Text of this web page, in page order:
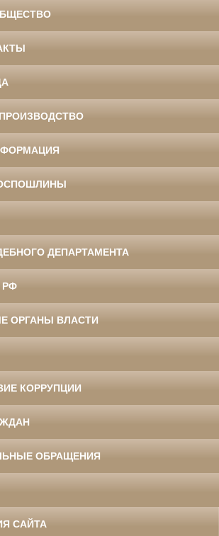
ДЕПАРТАМЕНТА
РФ
ОРГАНЫ ВЛАСТИ
КОРРУПЦИИ
ОБРАЩЕНИЯ
САЙТА